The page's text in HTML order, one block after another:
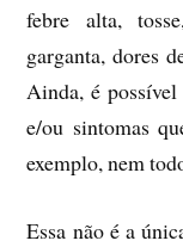
febre alta,
garganta, dores
Ainda, é possível
e/ou sintomas
exemplo, nem
Essa não é a